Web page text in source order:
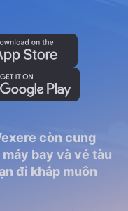
còn cung
bay và vé tàu
đi khắp muôn